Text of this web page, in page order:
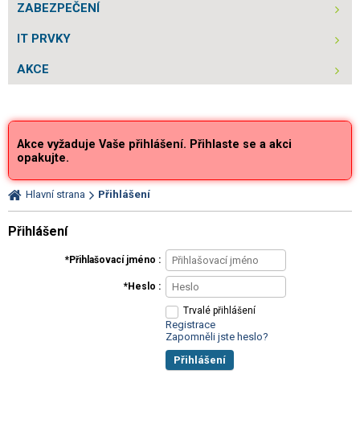
ZABEZPEČENÍ
IT PRVKY
AKCE
Akce vyžaduje Vaše přihlášení. Přihlaste se a akci
opakujte.
Hlavní strana Přihlášení
Přihlášení
Přihlašovací jméno
Heslo
Trvalé přihlášení
Registrace
Zapomněli jste heslo?
Přihlášení